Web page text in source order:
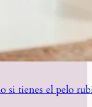
si tienes el pelo